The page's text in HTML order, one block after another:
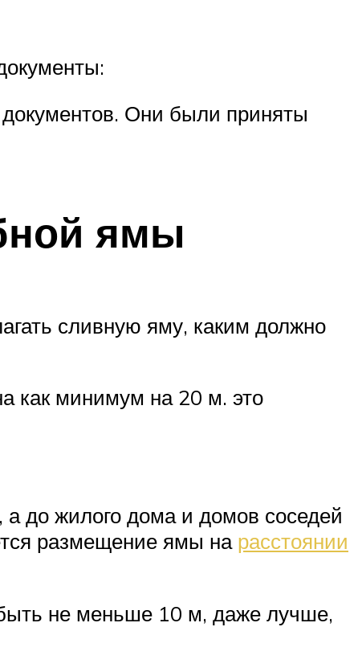
Они были приняты
ямы
сливную яму, каким должно
как минимум на 20 м. это
до жилого дома и домов соседей
размещение ямы на расстоянии
не меньше 10 м, даже лучше,